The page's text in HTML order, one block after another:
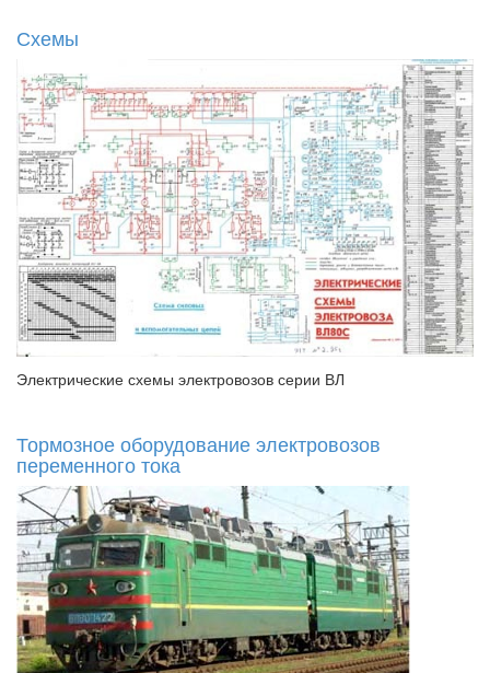
Схемы
Электрические схемы электровозов серии ВЛ
Тормозное оборудование электровозов
переменного тока